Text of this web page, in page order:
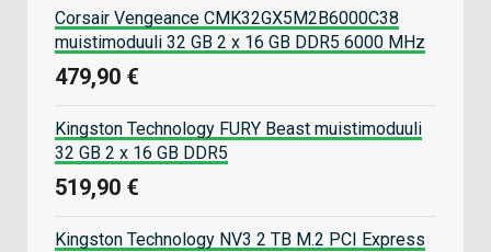
Corsair Vengeance CMK32GX5M2B6000C38
muistimoduuli 32 GB 2 x 16 GB DDR5 6000 MHz
479,90 €
Kingston Technology FURY Beast muistimoduuli
32 GB 2 x 16 GB DDR5
519,90 €
Kingston Technology NV3 2 TB M.2 PCI Express